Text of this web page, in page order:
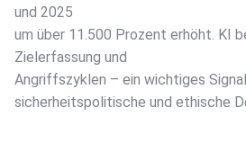
und 2025
um über 11.500 Prozent erhöht. KI
Zielerfassung und
Angriffszyklen – ein wichtiges
sicherheitspolitische und ethische